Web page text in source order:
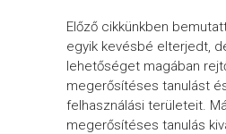
Előző cikkünkben
egyik kevésbé elterjedt,
lehetőséget magában
megerősítéses tanulást
felhasználási területeit.
megerősítéses tanulás